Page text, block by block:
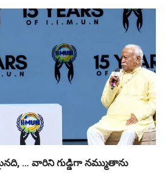
… వారిని గుడ్డిగా నమ్ముతాను